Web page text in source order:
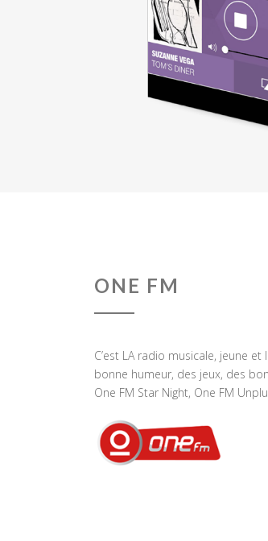
ONE FM
C’est LA radio musicale, jeune
bonne humeur, des jeux, des
One FM Star Night, One FM